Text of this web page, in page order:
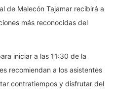
de Malecón Tajamar recibirá a
más reconocidas del
iniciar a las 11:30 de la
recomiendan a los asistentes
contratiempos y disfrutar del